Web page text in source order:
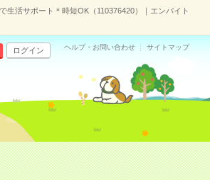
生活サポート＊時短OK（110376420）｜エンバイト
ログイン ヘルプ・お問い合わせ サイトマップ